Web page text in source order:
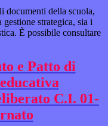
documenti della scuola,
strategica, sia i
È possibile consultare
e Patto di
C.I. 01-